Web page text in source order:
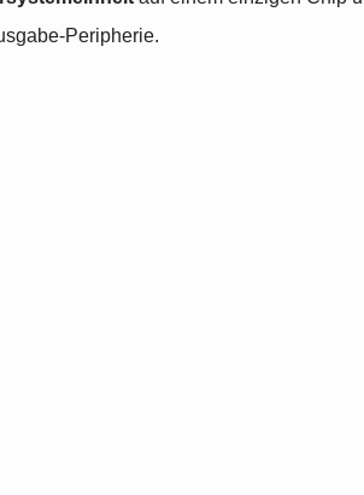
Peripherie.